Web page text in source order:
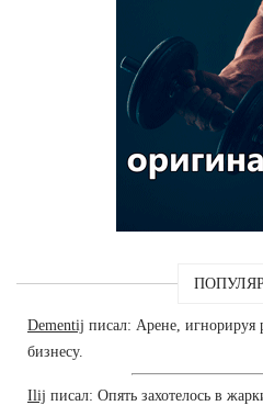
Dementij писал: Арене,
бизнесу.
Ilij писал: Опять захотелось в